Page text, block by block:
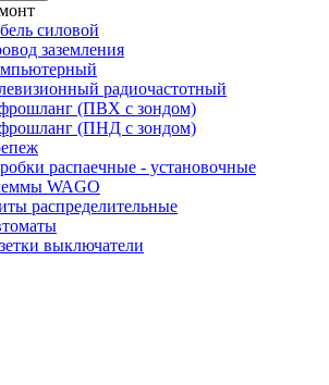
силовой
заземления
радиочастотный
(ПВХ с зондом)
(ПНД с зондом)
распаечные - установочные
WAGO
распределительные
выключатели